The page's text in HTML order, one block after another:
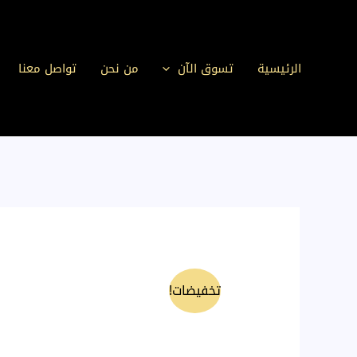
الرئيسية تسوق الآن من نحن تواصل معنا
تخفيضات!
التسوق